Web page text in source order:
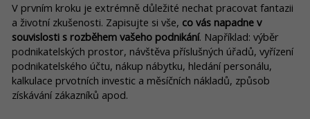
V prvním kroku je extrémně důležité nechat pracovat fantazii
a životní zkušenosti. Zapisujte si vše, co vás napadne v
souvislosti s rozběhem vašeho podnikání. Například: výběr
podnikatelských prostor, návštěva příslušných úřadů, vyřízení
podnikatelského účtu, nákup nábytku, hledání personálu,
kalkulace prvotních investic a měsíčních nákladů, způsob
získávání zákazníků apod.